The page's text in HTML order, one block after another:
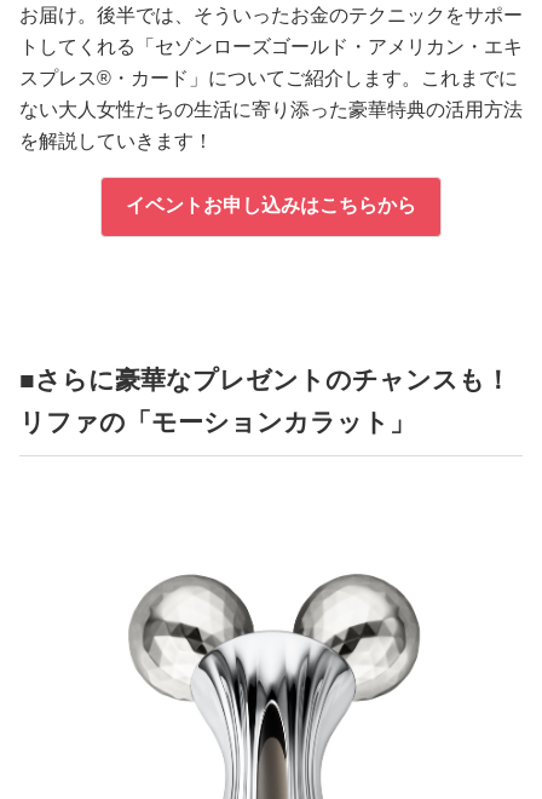
お届け。後半では、そういったお金のテクニックをサポー
トしてくれる「セゾンローズゴールド・アメリカン・エキ
スプレス®・カード」についてご紹介します。これまでに
ない大人女性たちの生活に寄り添った豪華特典の活用方法
を解説していきます！
イベントお申し込みはこちらから
■さらに豪華なプレゼントのチャンスも！
リファの「モーションカラット」